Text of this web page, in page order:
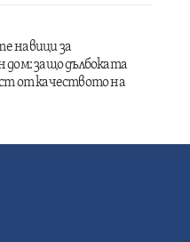
навици за
дом: защо дълбоката
от качеството на